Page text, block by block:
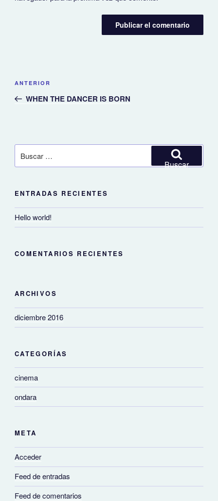
entradas
Entrada
anterior:
ANTERIOR
WHEN THE DANCER IS BORN
por:
Buscar
ENTRADAS RECIENTES
Hello world!
COMENTARIOS RECIENTES
ARCHIVOS
diciembre 2016
CATEGORÍAS
cinema
ondara
META
Acceder
Feed de entradas
Feed de comentarios